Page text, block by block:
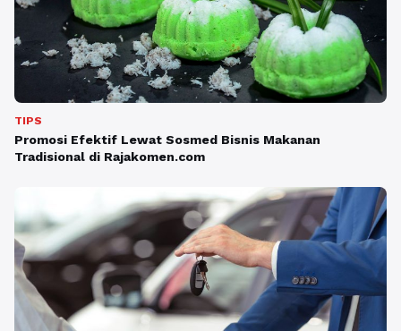
TIPS
Promosi Efektif Lewat Sosmed Bisnis Makanan
Tradisional di Rajakomen.com